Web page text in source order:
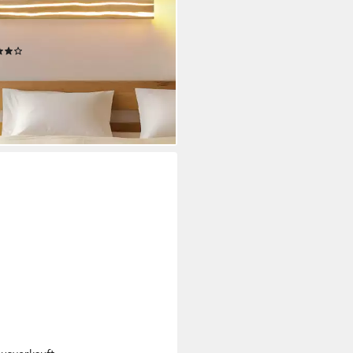
Warmweiß, Schlafzimmer
- in 3-4 Werktagen bei dir